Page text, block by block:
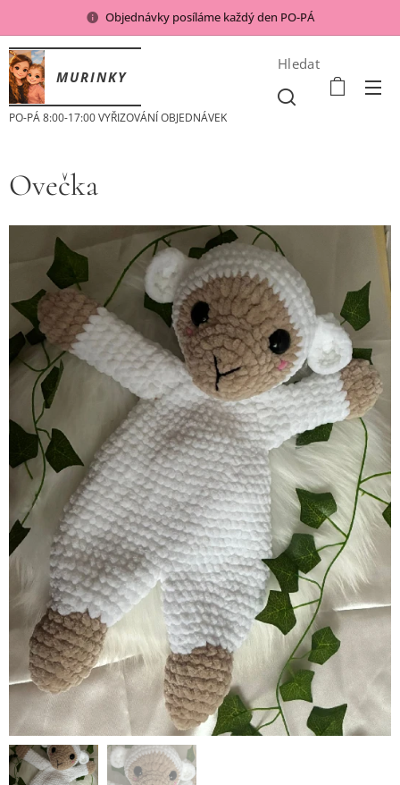
Objednávky posíláme každý den PO-PÁ
MURINKY
PO-PÁ 8:00-17:00 VYŘIZOVÁNÍ OBJEDNÁVEK
Hledat
Ovečka